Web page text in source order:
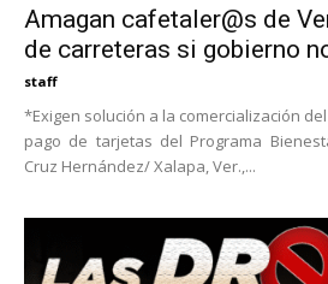
Amagan cafetaler@s de
de carreteras si gobierno
staff
*Exigen solución a la comercialización
pago de tarjetas del Programa
Cruz Hernández/ Xalapa, Ver.,...